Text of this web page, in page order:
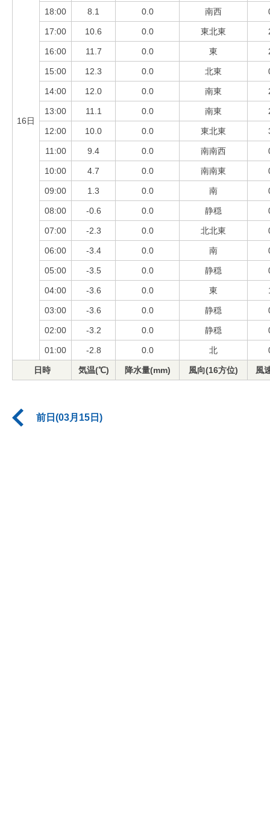
16日
18:00 8.1 0.0 南西
17:00 10.6 0.0 東北東
16:00 11.7 0.0 東
15:00 12.3 0.0 北東
14:00 12.0 0.0 南東
13:00 11.1 0.0 南東
12:00 10.0 0.0 東北東
11:00 9.4 0.0 南南西
10:00 4.7 0.0 南南東
09:00 1.3 0.0 南
08:00 -0.6 0.0 静穏
07:00 -2.3 0.0 北北東
06:00 -3.4 0.0 南
05:00 -3.5 0.0 静穏
04:00 -3.6 0.0 東
03:00 -3.6 0.0 静穏
02:00 -3.2 0.0 静穏
01:00 -2.8 0.0 北
日時 気温(℃) 降水量(mm) 風向(16方位) 風
前日(03月15日)